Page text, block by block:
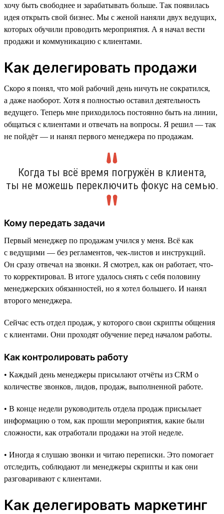
хочу быть свободнее и зарабатывать больше. Так появилась
идея открыть свой бизнес. Мы с женой наняли двух ведущих,
которых обучили проводить мероприятия. А я начал вести
продажи и коммуникацию с клиентами.
Как делегировать продажи
Скоро я понял, что мой рабочий день ничуть не сократился,
а даже наоборот. Хотя я полностью оставил деятельность
ведущего. Теперь мне приходилось постоянно быть на линии,
общаться с клиентами и отвечать на вопросы. Я решил — так
не пойдёт — и нанял первого менеджера по продажам.
Когда ты всё время погружён в клиента,
ты не можешь переключить фокус на семью.
Кому передать задачи
Первый менеджер по продажам учился у меня. Всё как
с ведущими — без регламентов, чек-листов и инструкций.
Он сразу отвечал на звонки. Я смотрел, как он работает, что-
то корректировал. В итоге удалось снять с себя половину
менеджерских обязанностей, но я хотел большего. И нанял
второго менеджера.
Сейчас есть отдел продаж, у которого свои скрипты общения
с клиентами. Они проходят обучение перед началом работы.
Как контролировать работу
• Каждый день менеджеры присылают отчёты из CRM о
количестве звонков, лидов, продаж, выполненной работе.
• В конце недели руководитель отдела продаж присылает
информацию о том, как прошли мероприятия, какие были
сложности, как отработали продажи на этой неделе.
• Иногда я слушаю звонки и читаю переписки. Это помогает
отследить, соблюдают ли менеджеры скрипты и как они
разговаривают с клиентами.
Как делегировать маркетинг